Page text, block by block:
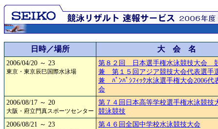
日時／場所 大 会 名
2006/04/20 ～ 23
東京・東京辰巳国際水泳場
第８２回 日本選手権水泳競技大会
兼 第１５回アジア競技大会代表選手
兼 ﾊﾟﾝﾊﾟｼﾌｨｯｸ水泳選手権大会2006代
会
2006/08/17 ～ 20
大阪・府立門真スポーツセンター
第７４回日本高等学校選手権水泳競技
競泳競技
2006/08/21 ～ 23
第４６回全国中学校水泳競技大会